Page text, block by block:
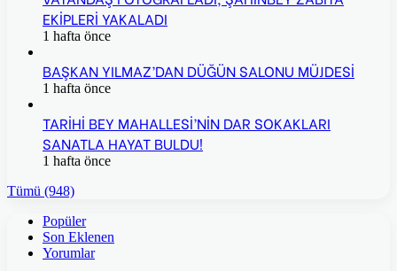
EKİPLERİ YAKALADI
1 hafta önce
BAŞKAN YILMAZ’DAN DÜĞÜN SALONU MÜJDESİ
1 hafta önce
TARİHİ BEY MAHALLESİ’NİN DAR SOKAKLARI
SANATLA HAYAT BULDU!
1 hafta önce
Tümü (948)
Popüler
Son Eklenen
Yorumlar